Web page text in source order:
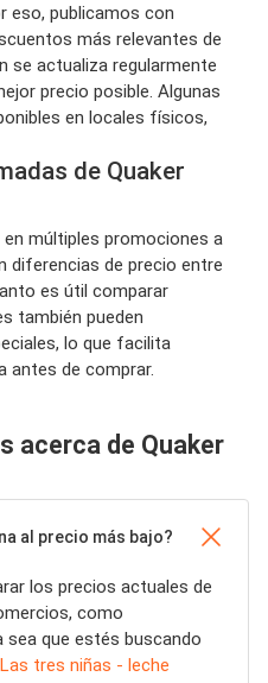
eso, publicamos con
más relevantes de
se actualiza regularmente
precio posible. Algunas
en locales físicos,
de Quaker
múltiples promociones a
diferencias de precio entre
es útil comparar
también pueden
lo que facilita
antes de comprar.
acerca de Quaker
al precio más bajo?
los precios actuales de
como
sea que estés buscando
Las tres niñas - leche